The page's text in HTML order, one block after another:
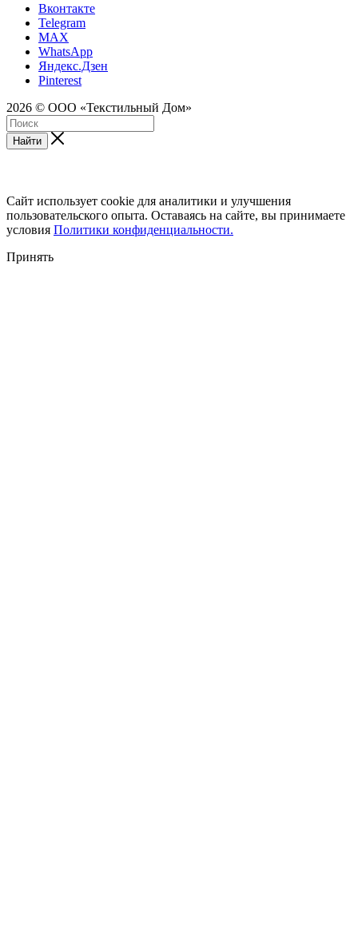
Вконтакте
Telegram
MAX
WhatsApp
Яндекс.Дзен
Pinterest
2026 © ООО «Текстильный Дом»
Найти
Сайт использует cookie для аналитики и улучшения
пользовательского опыта. Оставаясь на сайте, вы принимаете
условия Политики конфиденциальности.
Принять